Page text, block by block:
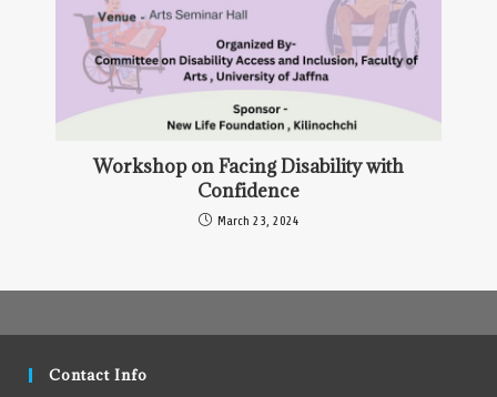
Workshop on Facing Disability with
Confidence
March 23, 2024
Contact Info